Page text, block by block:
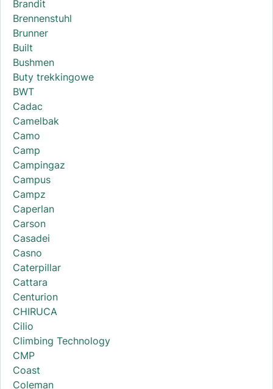
Brandit
Brennenstuhl
Brunner
Built
Bushmen
Buty trekkingowe
BWT
Cadac
Camelbak
Camo
Camp
Campingaz
Campus
Campz
Caperlan
Carson
Casadei
Casno
Caterpillar
Cattara
Centurion
CHIRUCA
Cilio
Climbing Technology
CMP
Coast
Coleman